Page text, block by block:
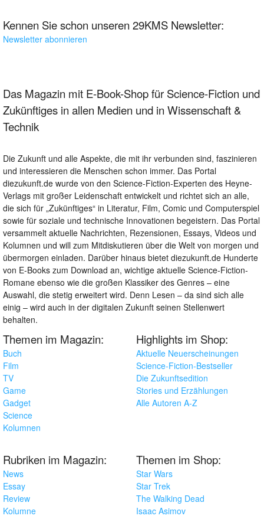
Kennen Sie schon unseren 29KMS Newsletter:
Newsletter abonnieren
Das Magazin mit E-Book-Shop für Science-Fiction und
Zukünftiges in allen Medien und in Wissenschaft &
Technik
Die Zukunft und alle Aspekte, die mit ihr verbunden sind, faszinieren
und interessieren die Menschen schon immer. Das Portal
diezukunft.de wurde von den Science-Fiction-Experten des Heyne-
Verlags mit großer Leidenschaft entwickelt und richtet sich an alle,
die sich für „Zukünftiges“ in Literatur, Film, Comic und Computerspiel
sowie für soziale und technische Innovationen begeistern. Das Portal
versammelt aktuelle Nachrichten, Rezensionen, Essays, Videos und
Kolumnen und will zum Mitdiskutieren über die Welt von morgen und
übermorgen einladen. Darüber hinaus bietet diezukunft.de Hunderte
von E-Books zum Download an, wichtige aktuelle Science-Fiction-
Romane ebenso wie die großen Klassiker des Genres – eine
Auswahl, die stetig erweitert wird. Denn Lesen – da sind sich alle
einig – wird auch in der digitalen Zukunft seinen Stellenwert
behalten.
Themen im Magazin:
Buch
Film
TV
Game
Gadget
Science
Kolumnen
Highlights im Shop:
Aktuelle Neuerscheinungen
Science-Fiction-Bestseller
Die Zukunftsedition
Stories und Erzählungen
Alle Autoren A-Z
Rubriken im Magazin:
News
Essay
Review
Kolumne
Themen im Shop:
Star Wars
Star Trek
The Walking Dead
Isaac Asimov